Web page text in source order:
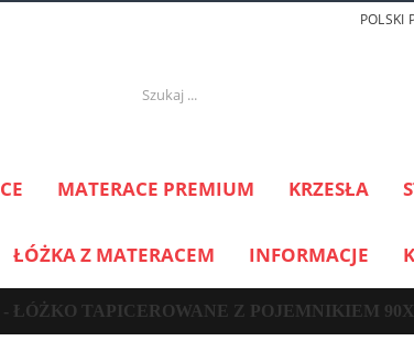
POLSKI
MATERACE PREMIUM KRZESŁA
ŁÓŻKA Z MATERACEM INFORMACJE
ŁÓŻKO TAPICEROWANE Z POJEMNIKIEM